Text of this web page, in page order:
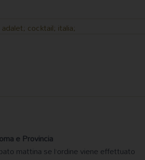
cocktail; italia;
e Provincia
mattina se l’ordine viene effettuato